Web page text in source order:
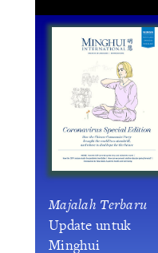
Majalah Terbaru
Update untuk
Minghui